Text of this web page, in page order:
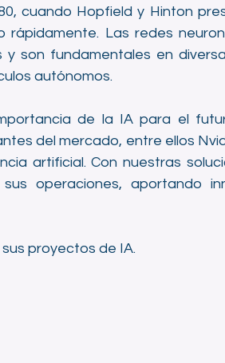
cuando Hopfield y Hinton
Las redes
son fundamentales en
autónomos.
de la IA para el
del mercado, entre ellos
artificial. Con nuestras
operaciones, aportando
proyectos de IA.